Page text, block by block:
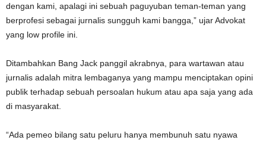
dengan kami, apalagi ini sebuah paguyuban teman-teman yang
berprofesi sebagai jurnalis sungguh kami bangga,” ujar Advokat
yang low profile ini.
Ditambahkan Bang Jack panggil akrabnya, para wartawan atau
jurnalis adalah mitra lembaganya yang mampu menciptakan opini
publik terhadap sebuah persoalan hukum atau apa saja yang ada
di masyarakat.
“Ada pemeo bilang satu peluru hanya membunuh satu nyawa